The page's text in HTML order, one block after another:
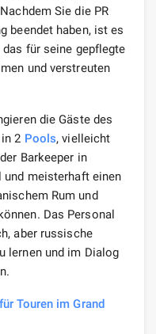
Sie die PR
beendet haben, ist es
das für seine gepflegte
und verstreuten
die Gäste des
2 Pools, vielleicht
Barkeeper in
und meisterhaft einen
Rum und
Das Personal
aber russische
lernen und im Dialog
Touren im Grand